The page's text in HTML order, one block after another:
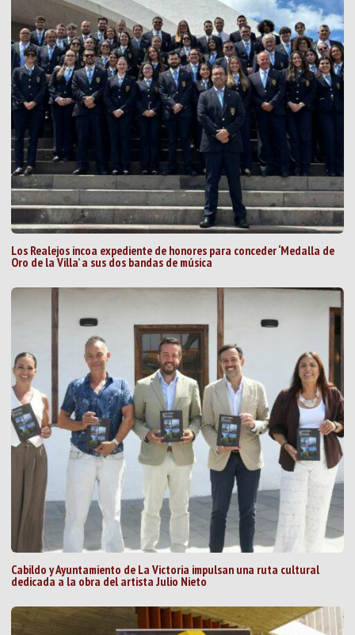
Los Realejos incoa expediente de honores para conceder ‘Medalla de
Oro de la Villa’ a sus dos bandas de música
Cabildo y Ayuntamiento de La Victoria impulsan una ruta cultural
dedicada a la obra del artista Julio Nieto